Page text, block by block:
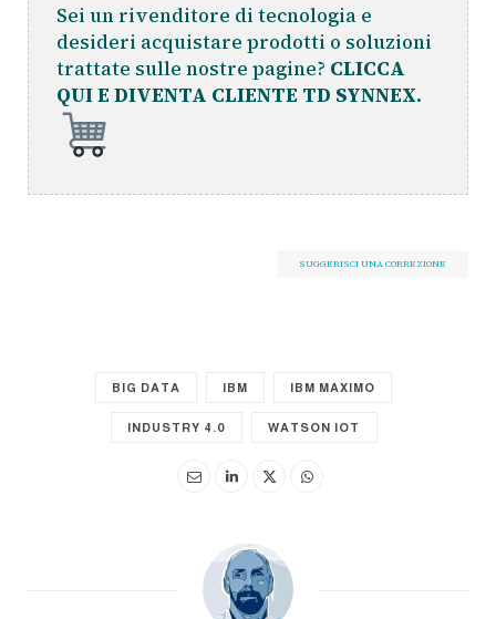
Sei un rivenditore di tecnologia e
desideri acquistare prodotti o soluzioni
trattate sulle nostre pagine? CLICCA
QUI E DIVENTA CLIENTE TD SYNNEX.
SUGGERISCI UNA CORREZIONE
BIG DATA IBM IBM MAXIMO
INDUSTRY 4.0 WATSON IOT